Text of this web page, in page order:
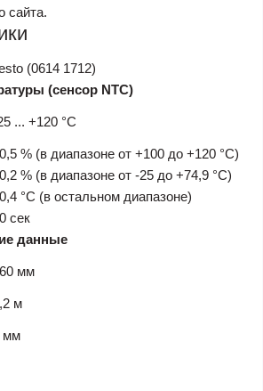
сайта.
(0614 1712)
(сенсор NTC)
... +120 °C
% (в диапазоне от +100 до +120 °C)
% (в диапазоне от -25 до +74,9 °C)
°C (в остальном диапазоне)
сек
данные
мм
м
мм